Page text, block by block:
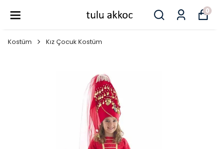
0
Kostüm Kız Çocuk Kostüm